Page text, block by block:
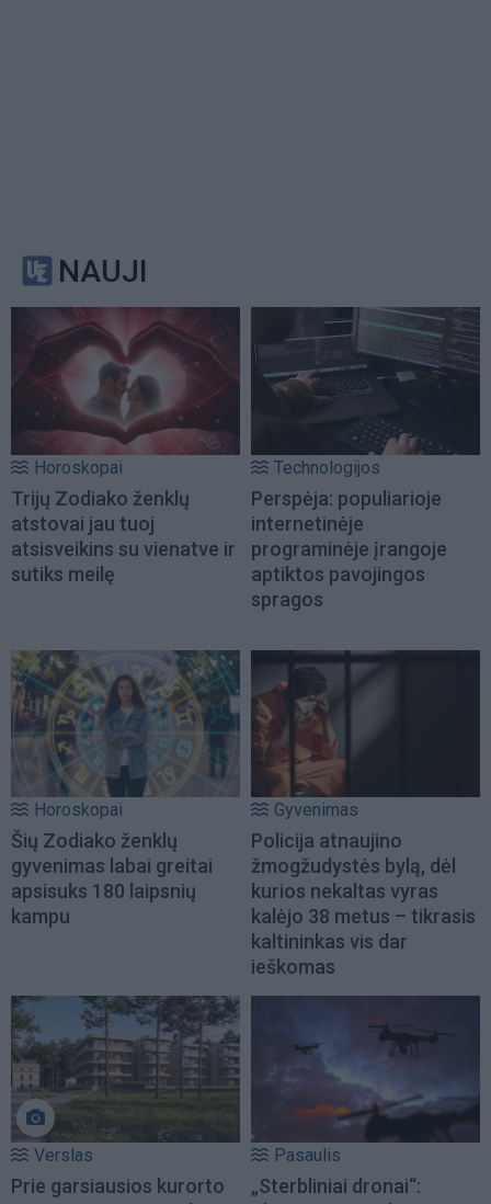
NAUJI
Horoskopai
Trijų Zodiako ženklų
atstovai jau tuoj
atsisveikins su vienatve ir
sutiks meilę
Technologijos
Perspėja: populiarioje
internetinėje
programinėje įrangoje
aptiktos pavojingos
spragos
Horoskopai
Šių Zodiako ženklų
gyvenimas labai greitai
apsisuks 180 laipsnių
kampu
Gyvenimas
Policija atnaujino
žmogžudystės bylą, dėl
kurios nekaltas vyras
kalėjo 38 metus – tikrasis
kaltininkas vis dar
ieškomas
Verslas
Prie garsiausios kurorto
Pasaulis
„Sterbliniai dronai“: